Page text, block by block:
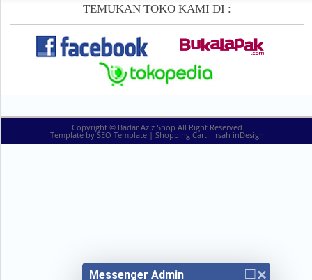
TEMUKAN TOKO KAMI DI :
Copyright © Badar Aziz Shop All Right Reserved
Template bySEO Template| Shopping Cart : Irsah inDesign
Messenger Admin ×
□